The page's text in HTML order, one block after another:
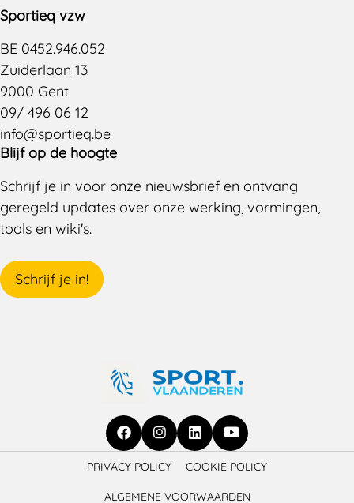
Sportieq vzw
BE 0452.946.052
Zuiderlaan 13
9000 Gent
09/ 496 06 12
info@sportieq.be
Blijf op de hoogte
Schrijf je in voor onze nieuwsbrief en ontvang
geregeld updates over onze werking, vormingen,
tools en wiki's.
Schrijf je in!
Ga
Ga
Ga
Ga
PRIVACY POLICY COOKIE POLICY
ALGEMENE VOORWAARDEN